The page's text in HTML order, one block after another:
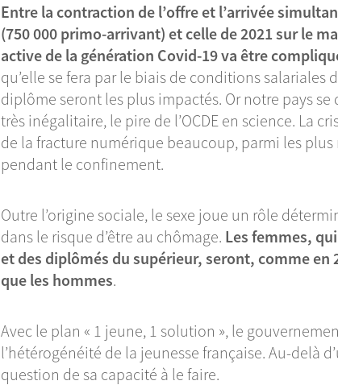
Entre la contraction de l’offre et l’arrivée
(750 000 primo-arrivant) et celle de 2021 sur le
active de la génération Covid-19 va être
qu’elle se fera par le biais de conditions salariales
diplôme seront les plus impactés. Or notre pays
très inégalitaire, le pire de l’OCDE en science. La
de la fracture numérique beaucoup, parmi les
pendant le confinement.
Outre l’origine sociale, le sexe joue un rôle
dans le risque d’être au chômage. Les femmes,
et des diplômés du supérieur, seront, comme en
que les hommes.
Avec le plan « 1 jeune, 1 solution », le
l’hétérogénéité de la jeunesse française. Au-delà
question de sa capacité à le faire.